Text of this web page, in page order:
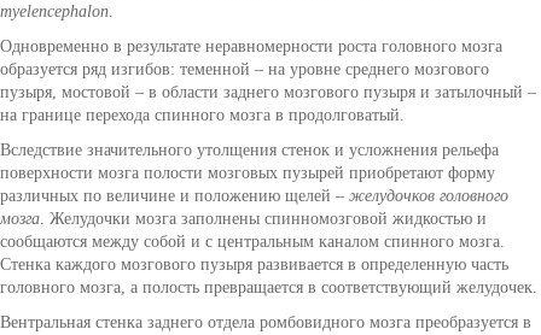
myelencephalon.
Одновременно в результате неравномерности роста головного мозга
образуется ряд изгибов: теменной – на уровне среднего мозгового
пузыря, мостовой – в области заднего мозгового пузыря и затылочный –
на границе перехода спинного мозга в продолговатый.
Вследствие значительного утолщения стенок и усложнения рельефа
поверхности мозга полости мозговых пузырей приобретают форму
различных по величине и положению щелей – желудочков головного
мозга. Желудочки мозга заполнены спинномозговой жидкостью и
сообщаются между собой и с центральным каналом спинного мозга.
Стенка каждого мозгового пузыря развивается в определенную часть
головного мозга, а полость превращается в соответствующий желудочек.
Вентральная стенка заднего отдела ромбовидного мозга преобразуется в